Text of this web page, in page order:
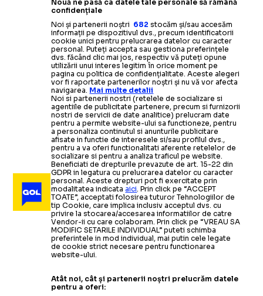
Nouă ne pasă ca datele tale personale să rămână
confidențiale
Noi și partenerii noștri 682 stocăm și/sau accesăm
informații pe dispozitivul dvs., precum identificatorii
cookie unici pentru prelucrarea datelor cu caracter
personal. Puteți accepta sau gestiona preferințele
dvs. făcând clic mai jos, respectiv vă puteți opune
utilizării unui interes legitim în orice moment pe
pagina cu politica de confidențialitate. Aceste alegeri
vor fi raportate partenerilor noștri și nu vă vor afecta
navigarea. Mai multe detalii
Noi si partenerii nostri (retelele de socializare si
agentiile de publicitate partenere, precum si furnizorii
nostri de servicii de date analitice) prelucram date
pentru a permite website-ului sa functioneze, pentru
a personaliza continutul si anunturile publicitare
afisate in functie de interesele si/sau profilul dvs.,
pentru a va oferi functionalitati aferente retelelor de
socializare si pentru a analiza traficul pe website.
Beneficiati de drepturile prevazute de art. 15-22 din
GDPR in legatura cu prelucrarea datelor cu caracter
personal. Aceste drepturi pot fi exercitate prin
modalitatea indicataaici. Prin click pe “ACCEPT
TOATE”, acceptati folosirea tuturor Tehnologiilor de
tip Cookie, care implica inclusiv acceptul dvs. cu
privire la stocarea/accesarea informatiilor de catre
Vendor-ii cu care colaboram. Prin click pe “VREAU SA
MODIFIC SETARILE INDIVIDUAL” puteti schimba
preferintele in mod individual, mai putin cele legate
de cookie strict necesare pentru functionarea
website-ului.
Atât noi, cât și partenerii noștri prelucrăm datele
pentru a oferi: